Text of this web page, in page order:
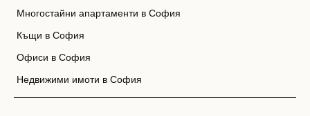
Многостайни апартаменти в София
Къщи в София
Офиси в София
Недвижими имоти в София